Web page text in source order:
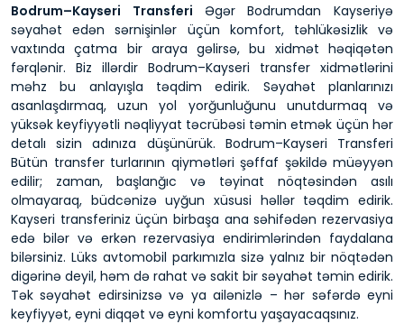
Bodrum–Kayseri Transferi Əgər Bodrumdan Kayseriyə
səyahət edən sərnişinlər üçün komfort, təhlükəsizlik və
vaxtında çatma bir araya gəlirsə, bu xidmət həqiqətən
fərqlənir. Biz illərdir Bodrum–Kayseri transfer xidmətlərini
məhz bu anlayışla təqdim edirik. Səyahət planlarınızı
asanlaşdırmaq, uzun yol yorğunluğunu unutdurmaq və
yüksək keyfiyyətli nəqliyyat təcrübəsi təmin etmək üçün hər
detalı sizin adınıza düşünürük. Bodrum–Kayseri Transferi
Bütün transfer turlarının qiymətləri şəffaf şəkildə müəyyən
edilir; zaman, başlanğıc və təyinat nöqtəsindən asılı
olmayaraq, büdcənizə uyğun xüsusi həllər təqdim edirik.
Kayseri transferiniz üçün birbaşa ana səhifədən rezervasiya
edə bilər və erkən rezervasiya endirimlərindən faydalana
bilərsiniz. Lüks avtomobil parkımızla sizə yalnız bir nöqtədən
digərinə deyil, həm də rahat və sakit bir səyahət təmin edirik.
Tək səyahət edirsinizsə və ya ailənizlə – hər səfərdə eyni
keyfiyyət, eyni diqqət və eyni komfortu yaşayacaqsınız.